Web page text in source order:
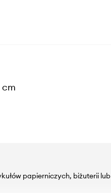
cm
papierniczych, biżuterii lub